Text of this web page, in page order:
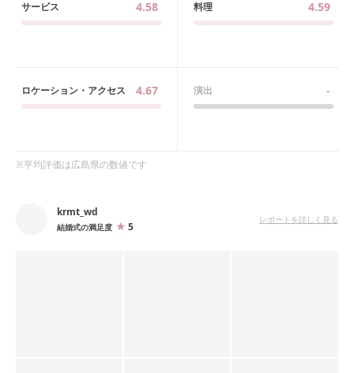
サービス 4.58 料理 4.59
ロケーション・アクセス 4.67 演出 -
※平均評価は広島県の数値です
krmt_wd
結婚式の満足度 5
レポートを詳しく見る